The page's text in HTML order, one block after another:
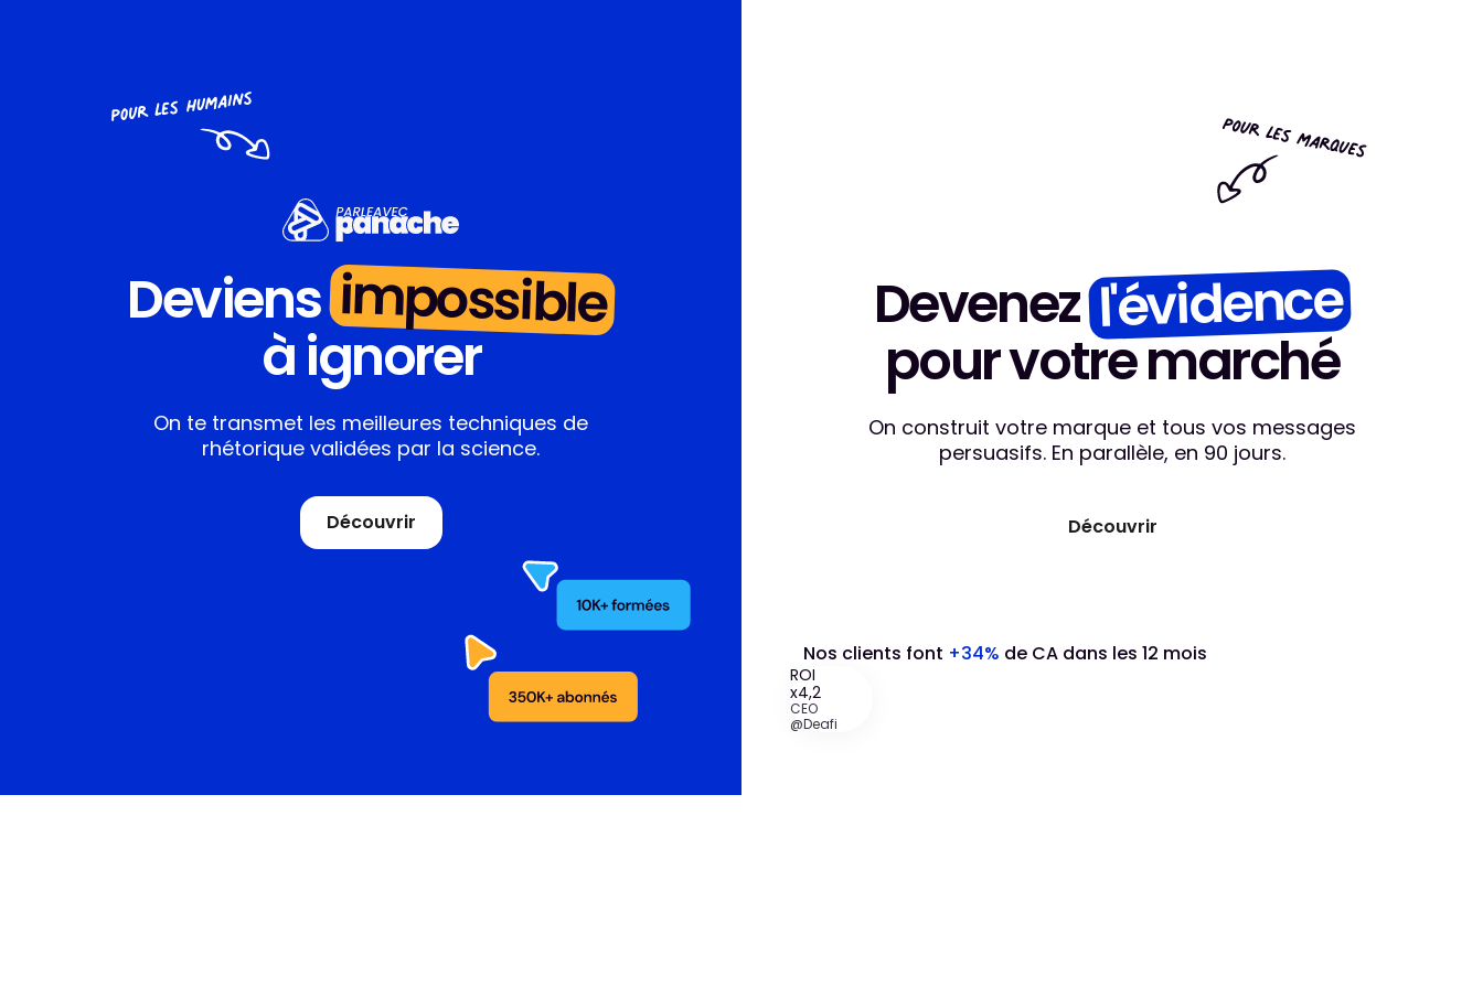
Deviensimpossible
à ignorer
On te transmet les meilleures techniques de
rhétorique validées par la science.
Découvrir
Devenezl'évidence
pour votre marché
On construit votre marque et tous vos messages
persuasifs. En parallèle, en 90 jours.
Découvrir
Nos clients font +34% de CA dans les 12 mois
ROI
x4,2
CEO
@Deafi